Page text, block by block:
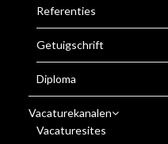
Referenties
Getuigschrift
Diploma
Vacaturekanalen
Vacaturesites